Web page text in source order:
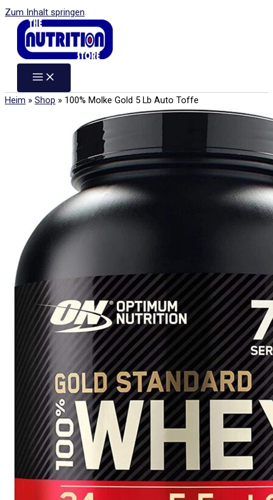
Zum Inhalt springen
Heim » Shop » 100% Molke Gold 5 Lb Auto Toffe